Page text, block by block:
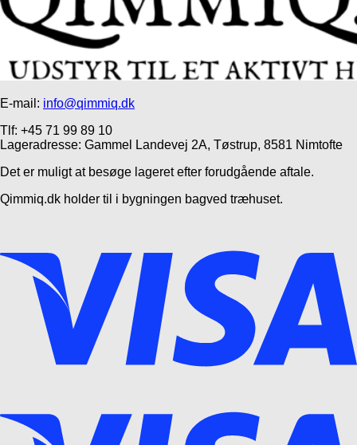
E-mail: info@qimmiq.dk
Tlf: +45 71 99 89 10
Lageradresse: Gammel Landevej 2A, Tøstrup, 8581 Nimtofte
Det er muligt at besøge lageret efter forudgående aftale.
Qimmiq.dk holder til i bygningen bagved træhuset.